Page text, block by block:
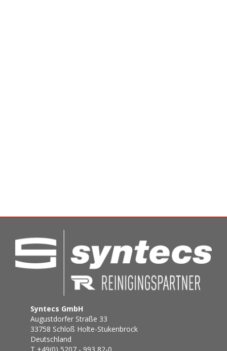
Syntecs GmbH
Augustdorfer Straße 33
33758 Schloß Holte-Stukenbrock
Deutschland